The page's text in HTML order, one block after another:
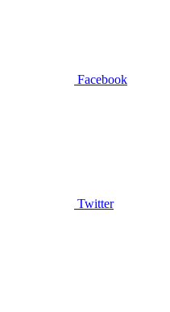
Facebook
Twitter